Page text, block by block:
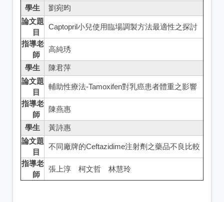
學生
劉宛昀
論文題
目
Captopril小兒使用臨場調製方法最適性之探討
指導老
師
高純琇
學生
陳君萍
論文題
目
輔助性療法-Tamoxifen對乳癌患者體重之影響
指導老
師
陳燕惠
學生
黃詩惠
論文題
目
不同廠牌的Ceftazidime注射劑之藥品不良比較
指導老
師
張上淳 柯文哲 林慧玲